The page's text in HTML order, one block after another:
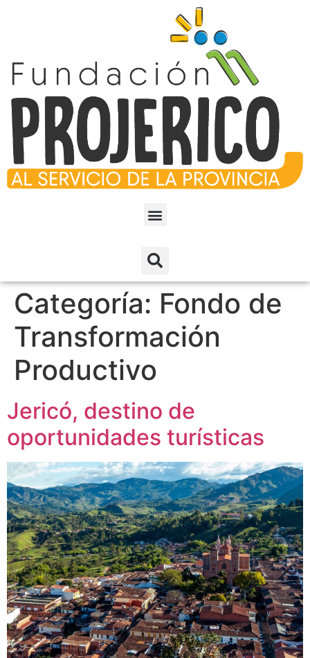
Categoría: Fondo de
Transformación
Productivo
Jericó, destino de
oportunidades turísticas